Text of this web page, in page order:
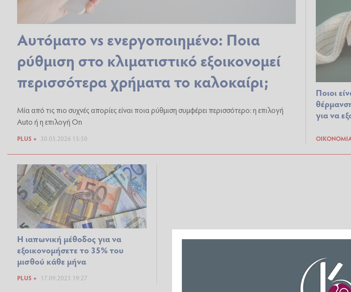
Αυτόματο vs ενεργοποιημένο: Ποια
ρύθμιση στο κλιματιστικό εξοικονομεί
περισσότερα χρήματα το καλοκαίρι;
Μία από τις πιο συχνές απορίες είναι ποια ρύθμιση συμφέρει περισσότερο: η επιλογή
Auto ή η επιλογή On
PLUS + 30.05.2026 15:50
Ποιοι
για να
H ιαπωνική μέθοδος για να
εξοικονομήσετε το 35% του
μισθού κάθε μήνα
PLUS + 17.09.2023 19:27